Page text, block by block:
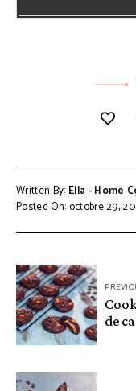
Written By: Ella - Home
Posted On: octobre 29,
Navigation
de
l’article
de